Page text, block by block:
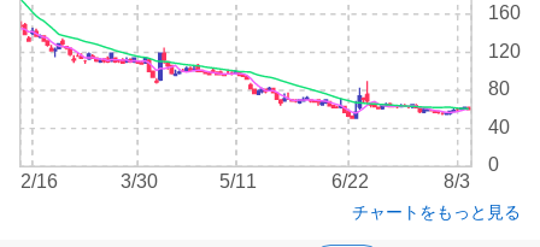
0
40
80
120
160
2/16 3/30 5/11 6/22 8/3
チャートをもっと見る